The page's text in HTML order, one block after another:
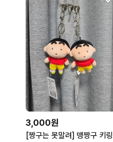
3,000원
[짱구는 못말려] 맹짱구 키링